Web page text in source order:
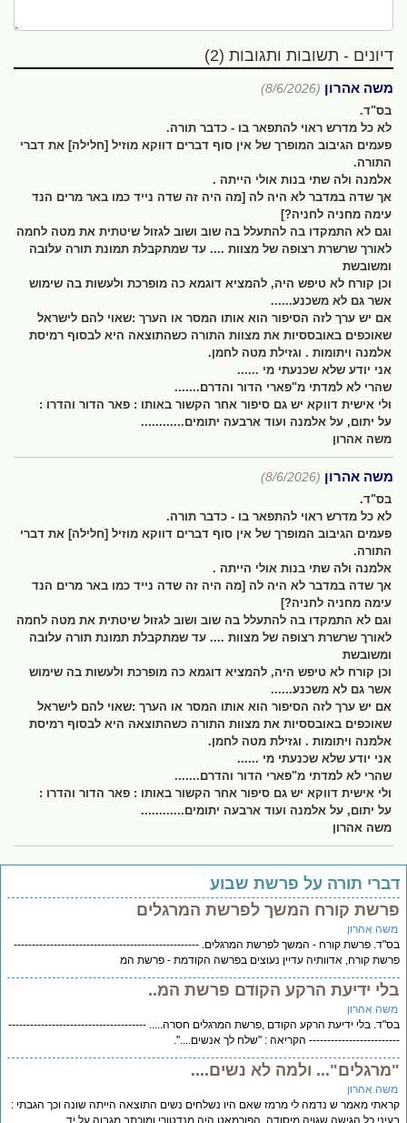
דיונים - תשובות ותגובות (2)
משה אהרון (8/6/2026)
בס"ד.
לא כל מדרש ראוי להתפאר בו - כדבר תורה.
פעמים הגיבוב המופרך של אין סוף דברים דווקא מוזיל [חלילה] את דברי
התורה.
אלמנה ולה שתי בנות אולי הייתה .
אך שדה במדבר לא היה לה [מה היה זה שדה נייד כמו באר מרים הנד
עימה מחניה לחניה?]
וגם לא התמקדו בה להתעלל בה שוב ושוב לגזול שיטתית את מטה לחמה
לאורך שרשרת רצופה של מצוות .... עד שמתקבלת תמונת תורה עלובה
ומשובשת
וכן קורח לא טיפש היה, להמציא דוגמא כה מופרכת ולעשות בה שימוש
אשר גם לא משכנע......
אם יש ערך לזה הסיפור הוא אותו המסר או הערך :שאוי להם לישראל
שאוכפים באובססיות את מצוות התורה כשהתוצאה היא לבסוף רמיסת
אלמנה ויתומות . וגזילת מטה לחמן.
אני יודע שלא שכנעתי מי ......
שהרי לא למדתי מ"פארי הדור והדרם.......
ולי אישית דווקא יש גם סיפור אחר הקשור באותו : פאר הדור והדרו :
על יתום, על אלמנה ועוד ארבעה יתומים............
משה אהרון
משה אהרון (8/6/2026)
בס"ד.
לא כל מדרש ראוי להתפאר בו - כדבר תורה.
פעמים הגיבוב המופרך של אין סוף דברים דווקא מוזיל [חלילה] את דברי
התורה.
אלמנה ולה שתי בנות אולי הייתה .
אך שדה במדבר לא היה לה [מה היה זה שדה נייד כמו באר מרים הנד
עימה מחניה לחניה?]
וגם לא התמקדו בה להתעלל בה שוב ושוב לגזול שיטתית את מטה לחמה
לאורך שרשרת רצופה של מצוות .... עד שמתקבלת תמונת תורה עלובה
ומשובשת
וכן קורח לא טיפש היה, להמציא דוגמא כה מופרכת ולעשות בה שימוש
אשר גם לא משכנע......
אם יש ערך לזה הסיפור הוא אותו המסר או הערך :שאוי להם לישראל
שאוכפים באובססיות את מצוות התורה כשהתוצאה היא לבסוף רמיסת
אלמנה ויתומות . וגזילת מטה לחמן.
אני יודע שלא שכנעתי מי ......
שהרי לא למדתי מ"פארי הדור והדרם.......
ולי אישית דווקא יש גם סיפור אחר הקשור באותו : פאר הדור והדרו :
על יתום, על אלמנה ועוד ארבעה יתומים............
משה אהרון
תורה על פרשת שבוע
קורח המשך לפרשת המרגלים
אהרון
פרשת קורח - המשך לפרשת המרגלים. ---------------------------------------------------
קורח, אדוותיה עדיין נעוצים בפרשה הקודמת - פרשת המ
ידיעת הרקע הקודם פרשת המ..
אהרון
בלי ידיעת הרקע הקודם ,פרשת המרגלים חסרה..... --------------------------------------
הקריאה : "שלח לך אנשים....".
ולמה לא נשים....
אהרון
מאמר ש נדמה לי מרמז שאם היו נשלחים נשים התוצאה הייתה שונה וכך הגבתי :
כל הגישה שגויה מיסודה. הפורמאט היה מנדטורי ומוכתב מגבוה על יד